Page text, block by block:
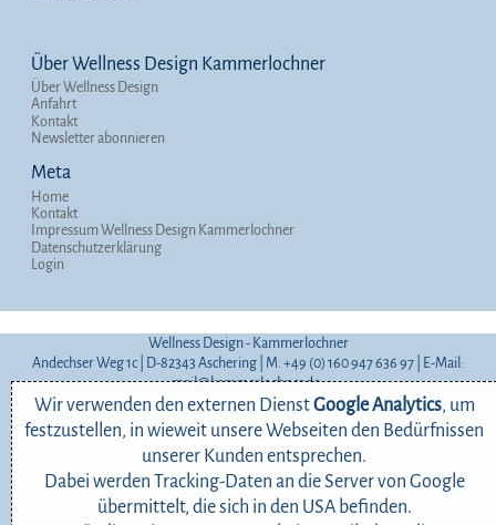
Wir verwenden den externen DienstGoogle Analytics, um
festzustellen, in wieweit unsere Webseiten den Bedürfnissen
unserer Kunden entsprechen.
Dabei werden Tracking-Daten an die Server von Google
übermittelt, die sich in den USA befinden.
Über Wellness Design Kammerlochner
Über Wellness Design
Anfahrt
Kontakt
Newsletter abonnieren
Meta
Home
Kontakt
Impressum Wellness Design Kammerlochner
Datenschutzerklärung
Login
Wellness Design - Kammerlochner
Andechser Weg 1c | D-82343 Aschering | M. +49 (0) 160 947 636 97 | E-Mail:
mail@kammerlochner.de
Home Kontakt
Kammerlochner
Datenschutzerklärung